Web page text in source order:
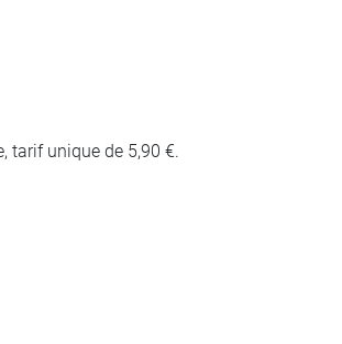
tarif unique de 5,90 €.